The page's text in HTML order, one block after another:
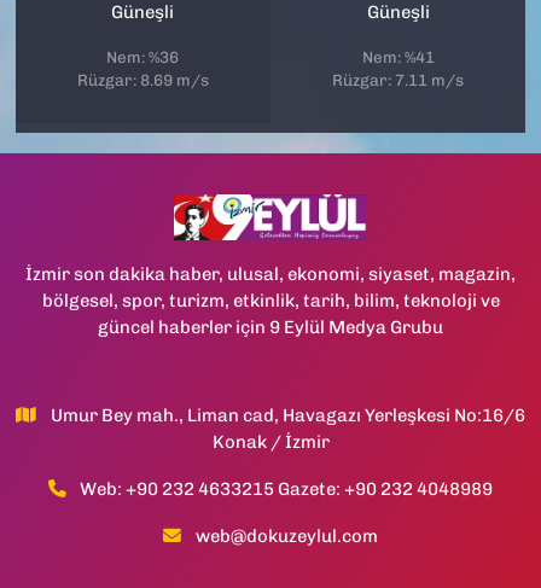
Güneşli
Nem: %36
Rüzgar: 8.69 m/s
Güneşli
Nem: %41
Rüzgar: 7.11 m/s
İzmir son dakika haber, ulusal, ekonomi, siyaset, magazin,
bölgesel, spor, turizm, etkinlik, tarih, bilim, teknoloji ve
güncel haberler için 9 Eylül Medya Grubu
Umur Bey mah., Liman cad, Havagazı Yerleşkesi No:16/6
Konak / İzmir
Web: +90 232 4633215 Gazete: +90 232 4048989
web@dokuzeylul.com